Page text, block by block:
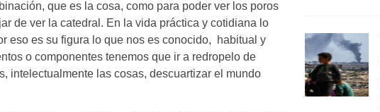
que es la cosa, como para poder ver los poros
de ver la catedral. En la vida práctica y cotidiana lo
eso es su figura lo que nos es conocido, habitual y
o componentes tenemos que ir a redropelo de
intelectualmente las cosas, descuartizar el mundo